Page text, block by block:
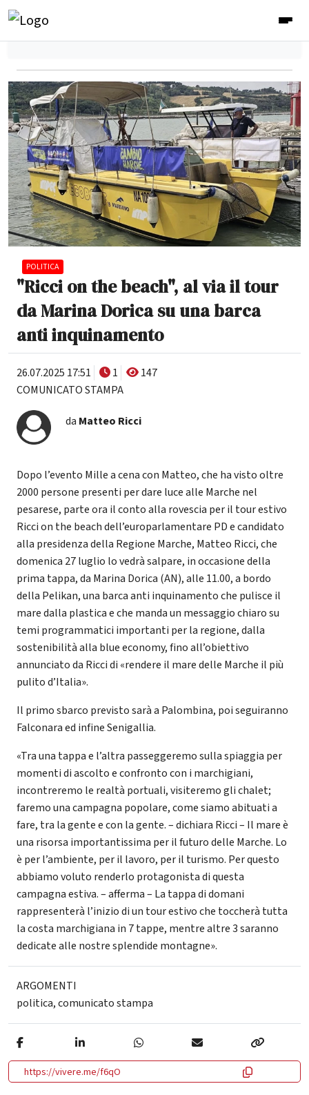
POLITICA
"Ricci on the beach", al via il tour
da Marina Dorica su una barca
anti inquinamento
26.07.2025 17:51 1
147
COMUNICATO STAMPA
da Matteo Ricci
Dopo l’evento Mille a cena con Matteo, che ha visto oltre
2000 persone presenti per dare luce alle Marche nel
pesarese, parte ora il conto alla rovescia per il tour estivo
Ricci on the beach dell’europarlamentare PD e candidato
alla presidenza della Regione Marche, Matteo Ricci, che
domenica 27 luglio lo vedrà salpare, in occasione della
prima tappa, da Marina Dorica (AN), alle 11.00, a bordo
della Pelikan, una barca anti inquinamento che pulisce il
mare dalla plastica e che manda un messaggio chiaro su
temi programmatici importanti per la regione, dalla
sostenibilità alla blue economy, fino all’obiettivo
annunciato da Ricci di «rendere il mare delle Marche il più
pulito d’Italia».
Il primo sbarco previsto sarà a Palombina, poi seguiranno
Falconara ed infine Senigallia.
«Tra una tappa e l’altra passeggeremo sulla spiaggia per
momenti di ascolto e confronto con i marchigiani,
incontreremo le realtà portuali, visiteremo gli chalet;
faremo una campagna popolare, come siamo abituati a
fare, tra la gente e con la gente. – dichiara Ricci – Il mare è
una risorsa importantissima per il futuro delle Marche. Lo
è per l’ambiente, per il lavoro, per il turismo. Per questo
abbiamo voluto renderlo protagonista di questa
campagna estiva. – afferma – La tappa di domani
rappresenterà l’inizio di un tour estivo che toccherà tutta
la costa marchigiana in 7 tappe, mentre altre 3 saranno
dedicate alle nostre splendide montagne».
ARGOMENTI
politica,comunicato stampa
https://vivere.me/f6qO